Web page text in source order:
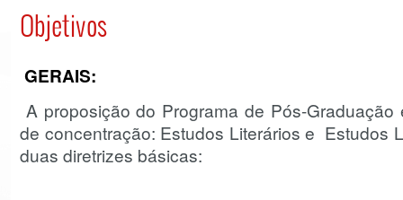
Objetivos
GERAIS:
A proposição do Programa de Pós-
de concentração: Estudos Literários e Estudos
duas diretrizes básicas: